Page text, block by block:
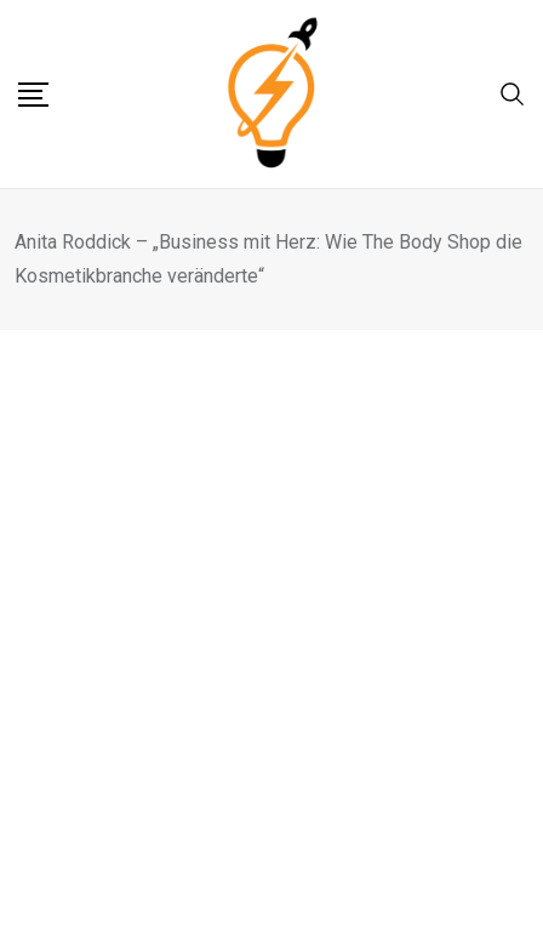
content
Anita Roddick – „Business mit Herz: Wie The Body Shop die
Kosmetikbranche veränderte“